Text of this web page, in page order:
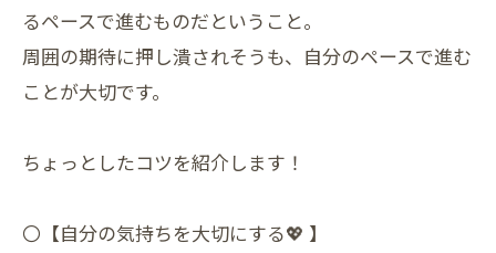
るペースで進むものだということ。
周囲の期待に押し潰されそうも、自分のペースで進む
ことが大切です。
ちょっとしたコツを紹介します！
〇【自分の気持ちを大切にする💖 】